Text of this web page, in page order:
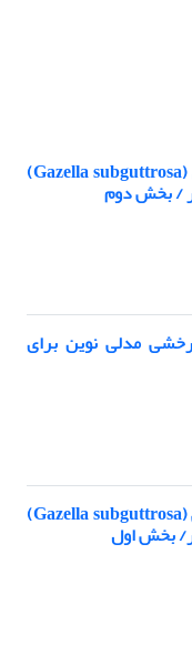
بررسی و امکان‌سنجی انتقال آهوی ایرانی (Gazella subguttrosa)
/ بخش دوم
مدلی نوین برای
بررسی و امکان سنجی انتقال آهوی ایرانی (Gazella subguttrosa)
بخش اول